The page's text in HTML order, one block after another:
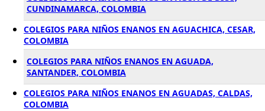
CUNDINAMARCA, COLOMBIA
COLEGIOS PARA NIÑOS ENANOS EN AGUACHICA, CESAR,
COLOMBIA
COLEGIOS PARA NIÑOS ENANOS EN AGUADA,
SANTANDER, COLOMBIA
COLEGIOS PARA NIÑOS ENANOS EN AGUADAS, CALDAS,
COLOMBIA